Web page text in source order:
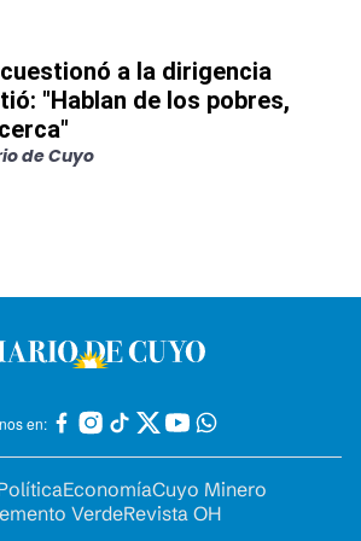
a la dirigencia
"Hablan de los pobres,
de Cuyo
en:
EconomíaCuyo Minero
VerdeRevista OH